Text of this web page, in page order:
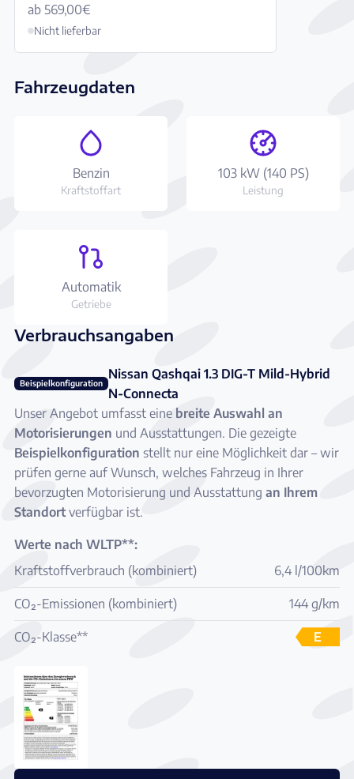
Fahrzeugdaten
Benzin
Kraftstoffart
103 kW (140 PS)
Leistung
Automatik
Getriebe
Verbrauchsangaben
Beispielkonfiguration
Nissan Qashqai 1.3 DIG-T Mild-Hybrid
N-Connecta
Unser Angebot umfasst eine breite Auswahl an
Motorisierungen und Ausstattungen. Die gezeigte
Beispielkonfiguration stellt nur eine Möglichkeit dar – wir
prüfen gerne auf Wunsch, welches Fahrzeug in Ihrer
bevorzugten Motorisierung und Ausstattung an Ihrem
Standortverfügbar ist.
Werte nach WLTP**:
Kraftstoffverbrauch (kombiniert)
6,4 l/100km
CO₂-Emissionen (kombiniert) 144 g/km
CO₂-Klasse** E
ab 569,00€
Nicht lieferbar